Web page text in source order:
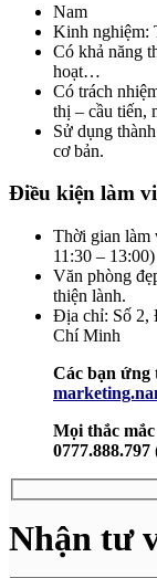
Nam
Kinh nghiệm:
Có khả năng
hoạt…
Có trách
thị – cầu tiến,
Sử dụng
cơ bản.
Điều kiện làm
Thời gian làm
11:30 –
Văn phòng
thiện lành.
Địa chỉ: Số 2,
Chí Minh
Các bạn ứng
Mọi thắc
Nhận tư